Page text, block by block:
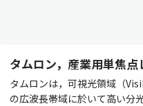
タムロン，産業用単焦点
タムロンは，可視光領域（
の広波長帯域に於いて高い分